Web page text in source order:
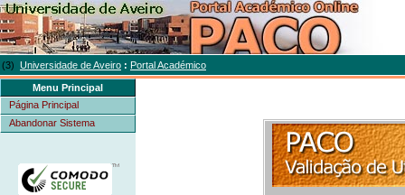
(3) Universidade de Aveiro : Portal Académico
Menu Principal
Página Principal
Abandonar Sistema